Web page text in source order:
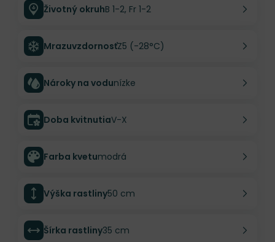
Životný okruhB 1-2, Fr 1-2
MrazuvzdornosťZ5 (-28°C)
Nároky na vodunízke
Doba kvitnutiaV-X
Farba kvetumodrá
Výška rastliny50 cm
Šírka rastliny35 cm